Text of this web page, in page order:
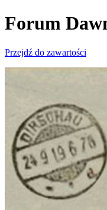
Forum
Przejdź do zawartości